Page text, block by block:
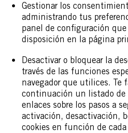
Gestionar los
administrando tus
panel de configuración
disposición en la página
Desactivar o bloquear la
través de las funciones
navegador que utilices. Te
continuación un listado de
enlaces sobre los pasos a
activación, desactivación,
cookies en función de cada